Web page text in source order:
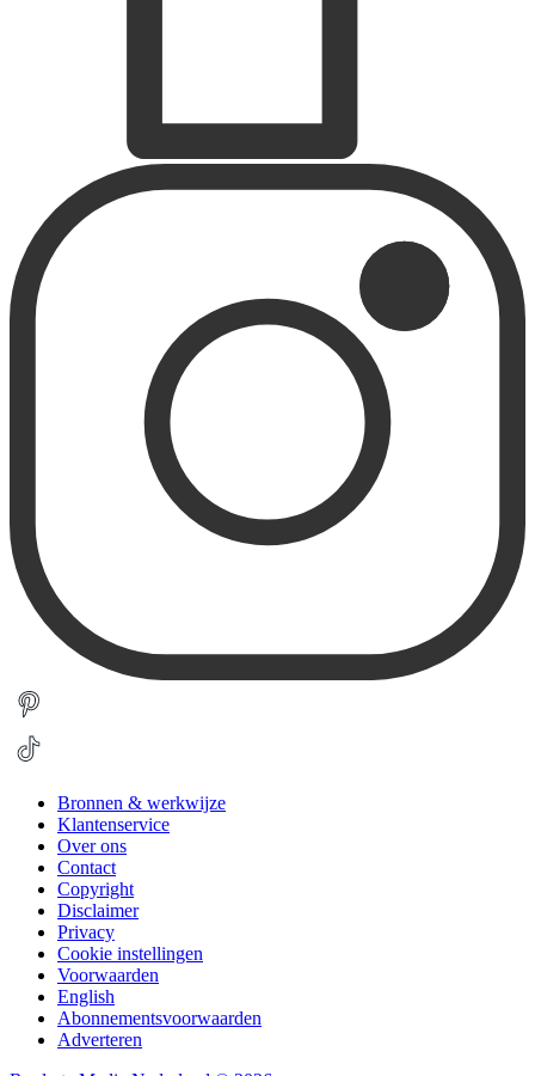
Bronnen & werkwijze
Klantenservice
Over ons
Contact
Copyright
Disclaimer
Privacy
Cookie instellingen
Voorwaarden
English
Abonnementsvoorwaarden
Adverteren